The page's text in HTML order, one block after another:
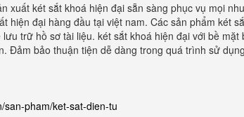
xuất két sắt khoá hiện đại sẵn sàng phục vụ mọi
hiện đại hàng đầu tại việt nam. Các sản phẩm két
trữ hồ sơ tài liệu. két sắt khoá hiện đại với bề mặt
Đảm bảo thuận tiện dễ dàng trong quá trình sử
san-pham/ket-sat-dien-tu